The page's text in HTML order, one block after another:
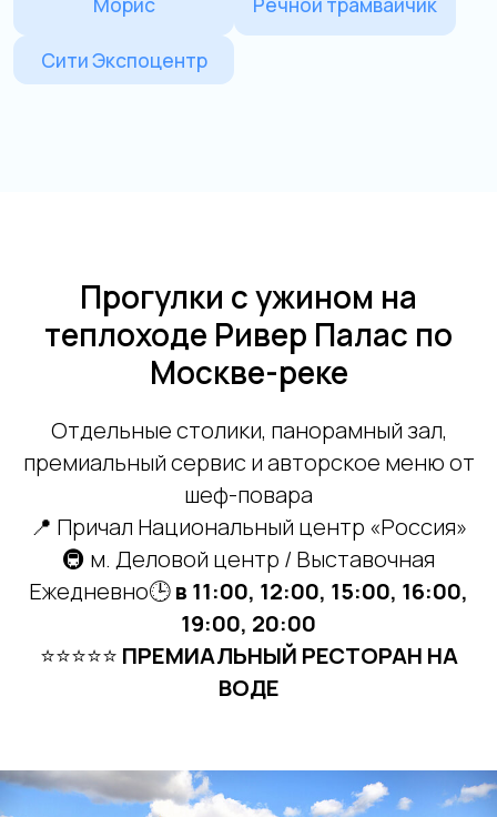
Прогулки с ужином на
теплоходе Ривер Палас по
Москве-реке
Отдельные столики, панорамный зал,
премиальный сервис и авторское меню от
шеф-повара
📍 Причал Национальный центр «Россия»
🚇 м. Деловой центр / Выставочная
Ежедневно🕒в 11:00, 12:00, 15:00, 16:00,
19:00, 20:00
⭐⭐⭐⭐⭐ ПРЕМИАЛЬНЫЙ РЕСТОРАН НА
ВОДЕ